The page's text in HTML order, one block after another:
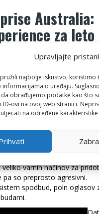
Upravljajte
najbolje iskustvo,
o uređaju.
obrađujemo podatke kao što
ID-ovi na ovoj web stranici.
na određene karakteristike
za
metodam provizij, ki
in izplačila z
zagotovljena zaradi
pred nepooblaščeno
poskusite
RG in hitrostjo
in morda
uporabniki.
igralnih avtomatov za
varnih načinov za
so preprosto agresivni.
spodbud, poln oglasov